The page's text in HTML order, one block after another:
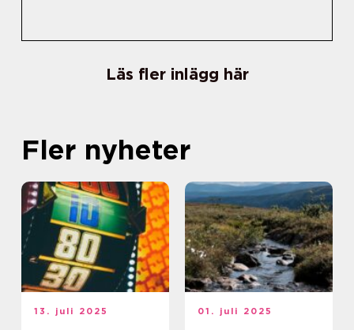
Läs fler inlägg här
Fler nyheter
13. juli 2025 01. juli 2025